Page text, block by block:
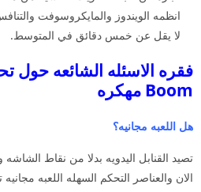
انظمه الويندوز والمايكروسوفت
لا يقل عن خمس دقائق في المتوسط.
Boom مهكره
هل اللعبه مجانيه؟
تصيد القنابل اليدويه بدلا من نقاط الشاشه
الان والعناصر التحكم السهله اللعبه مجانيه